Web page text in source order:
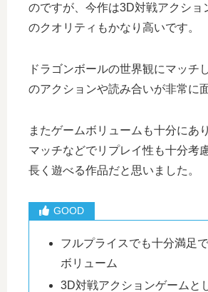
のですが、今作は3D対戦アクショ
のクオリティもかなり高いです。
ドラゴンボールの世界観にマッチ
のアクションや読み合いが非常に
またゲームボリュームも十分にあ
マッチなどでリプレイ性も十分考
長く遊べる作品だと思いました。
フルプライスでも十分満足
ボリューム
3D対戦アクションゲームと